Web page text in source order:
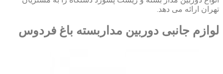
تهران ارائه می دهد.
لوازم جانبی دوربین مداربسته باغ فردوس